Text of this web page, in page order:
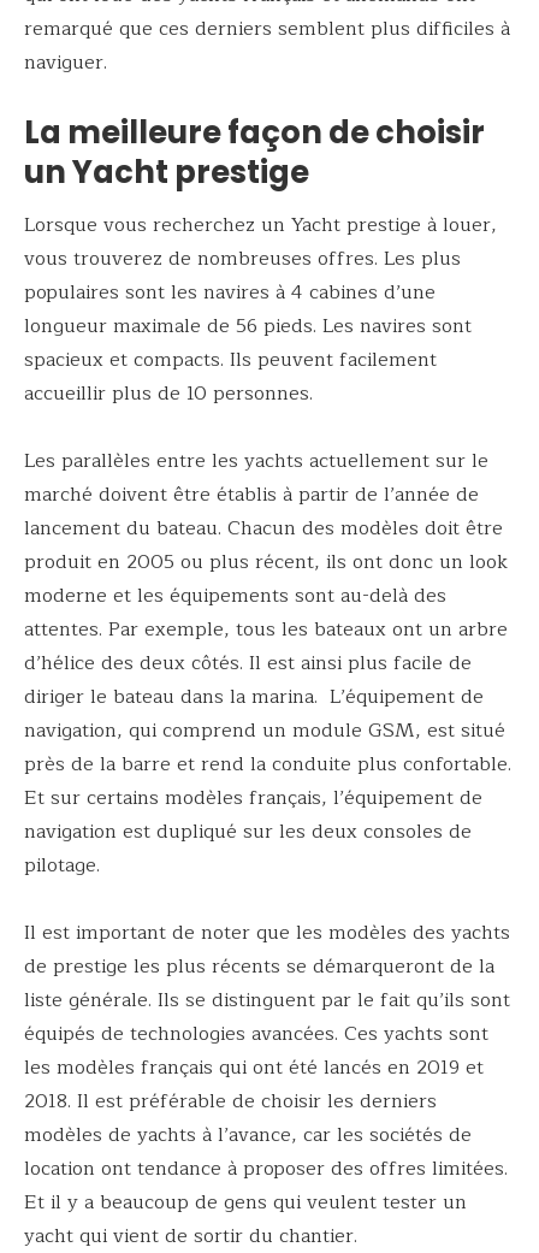
remarqué que ces derniers semblent plus difficiles à
naviguer.
La meilleure façon de choisir
un Yacht prestige
Lorsque vous recherchez un Yacht prestige à louer,
vous trouverez de nombreuses offres. Les plus
populaires sont les navires à 4 cabines d’une
longueur maximale de 56 pieds. Les navires sont
spacieux et compacts. Ils peuvent facilement
accueillir plus de 10 personnes.
Les parallèles entre les yachts actuellement sur le
marché doivent être établis à partir de l’année de
lancement du bateau. Chacun des modèles doit être
produit en 2005 ou plus récent, ils ont donc un look
moderne et les équipements sont au-delà des
attentes. Par exemple, tous les bateaux ont un arbre
d’hélice des deux côtés. Il est ainsi plus facile de
diriger le bateau dans la marina. L’équipement de
navigation, qui comprend un module GSM, est situé
près de la barre et rend la conduite plus confortable.
Et sur certains modèles français, l’équipement de
navigation est dupliqué sur les deux consoles de
pilotage.
Il est important de noter que les modèles des yachts
de prestige les plus récents se démarqueront de la
liste générale. Ils se distinguent par le fait qu’ils sont
équipés de technologies avancées. Ces yachts sont
les modèles français qui ont été lancés en 2019 et
2018. Il est préférable de choisir les derniers
modèles de yachts à l’avance, car les sociétés de
location ont tendance à proposer des offres limitées.
Et il y a beaucoup de gens qui veulent tester un
yacht qui vient de sortir du chantier.